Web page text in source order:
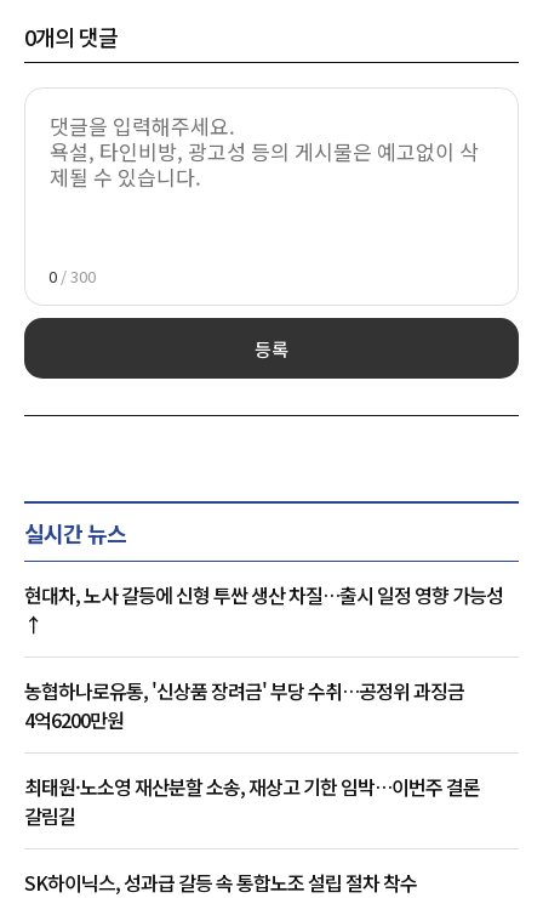
0개의 댓글
0 / 300
등록
실시간 뉴스
현대차, 노사 갈등에 신형 투싼 생산 차질…출시 일정 영향 가능성
↑
농협하나로유통, '신상품 장려금' 부당 수취…공정위 과징금
4억6200만원
최태원·노소영 재산분할 소송, 재상고 기한 임박…이번주 결론
갈림길
SK하이닉스, 성과급 갈등 속 통합노조 설립 절차 착수